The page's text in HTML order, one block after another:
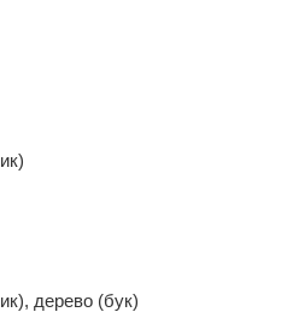
дерево (бук)